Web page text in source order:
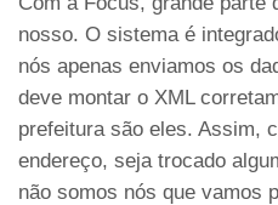
nosso. O sistema é
nós apenas enviamos os
deve montar o XML
prefeitura são eles. Assim,
endereço, seja trocado
não somos nós que vamos